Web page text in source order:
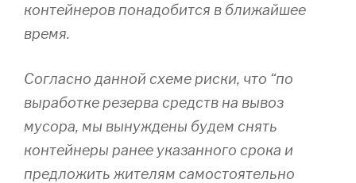
контейнеров понадобится в ближайшее
время.
Согласно данной схеме риски, что “по
выработке резерва средств на вывоз
мусора, мы вынуждены будем снять
контейнеры ранее указанного срока и
предложить жителям самостоятельно